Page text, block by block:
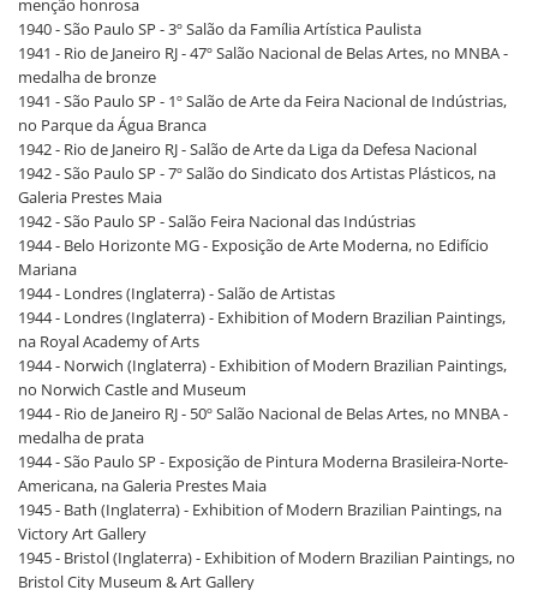
menção honrosa
1940 - São Paulo SP - 3º Salão da Família Artística Paulista
1941 - Rio de Janeiro RJ - 47º Salão Nacional de Belas Artes, no MNBA -
medalha de bronze
1941 - São Paulo SP - 1º Salão de Arte da Feira Nacional de Indústrias,
no Parque da Água Branca
1942 - Rio de Janeiro RJ - Salão de Arte da Liga da Defesa Nacional
1942 - São Paulo SP - 7º Salão do Sindicato dos Artistas Plásticos, na
Galeria Prestes Maia
1942 - São Paulo SP - Salão Feira Nacional das Indústrias
1944 - Belo Horizonte MG - Exposição de Arte Moderna, no Edifício
Mariana
1944 - Londres (Inglaterra) - Salão de Artistas
1944 - Londres (Inglaterra) - Exhibition of Modern Brazilian Paintings,
na Royal Academy of Arts
1944 - Norwich (Inglaterra) - Exhibition of Modern Brazilian Paintings,
no Norwich Castle and Museum
1944 - Rio de Janeiro RJ - 50º Salão Nacional de Belas Artes, no MNBA -
medalha de prata
1944 - São Paulo SP - Exposição de Pintura Moderna Brasileira-Norte-
Americana, na Galeria Prestes Maia
1945 - Bath (Inglaterra) - Exhibition of Modern Brazilian Paintings, na
Victory Art Gallery
1945 - Bristol (Inglaterra) - Exhibition of Modern Brazilian Paintings, no
Bristol City Museum & Art Gallery